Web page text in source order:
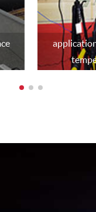
디스플레이 비디오
비디오 스트림,
노출 (AEC), 자동
채도 밝기, 대비